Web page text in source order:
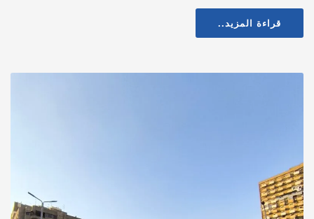
قراءة المزيد..